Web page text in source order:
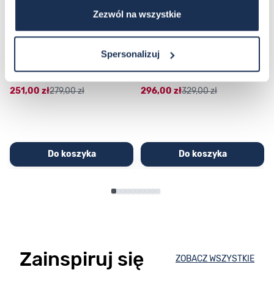
Zezwól na wszystkie
Spersonalizuj
251,00 zł279,00 zł
Do koszyka
9DMQYES
296,00 zł329,00 zł
Do koszyka
Zainspiruj się ZOBACZ WSZYSTKIE